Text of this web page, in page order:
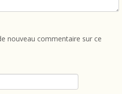
nouveau commentaire sur ce